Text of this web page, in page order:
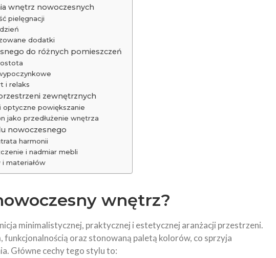
wnętrz nowoczesnych
pielęgnacji
dodatki
do różnych pomieszczeń
i relaks
zewnętrznych
optyczne powiększanie
jako przedłużenie wnętrza
nowoczesnego
harmonii
i nadmiar mebli
materiałów
wnętrz?
minimalistycznej, praktycznej i estetycznej aranżacji przestrzeni.
oraz stonowaną paletą kolorów, co sprzyja
Główne cechy tego stylu to: